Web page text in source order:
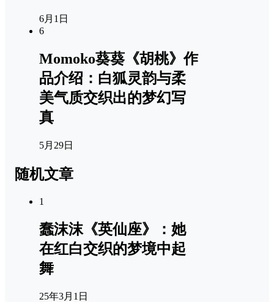
6月1日
6
Momoko葵葵《胡桃》作
品介绍：白狐灵韵与柔
美气质交织出的梦幻写
真
5月29日
随机文章
1
蠢沫沫《英仙座》：她
在红白交织的梦境中起
舞
25年3月1日